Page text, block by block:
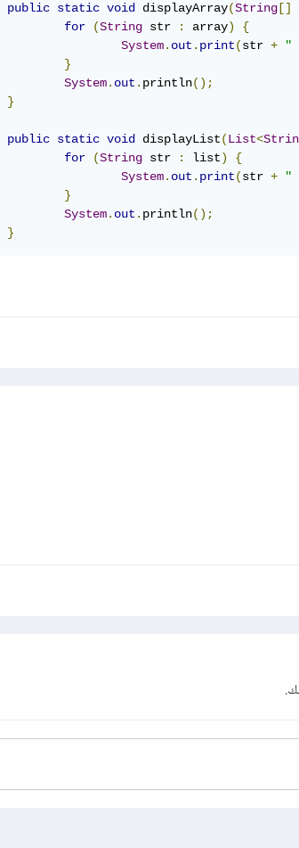
public static void displayArray(String []
for
(String str : array)
{
System. out . print(str + "
}
System. out . println();
}
public static void displayList(List<
for
(String str : list)
{
System. out . print(str + "
}
System. out . println();
}